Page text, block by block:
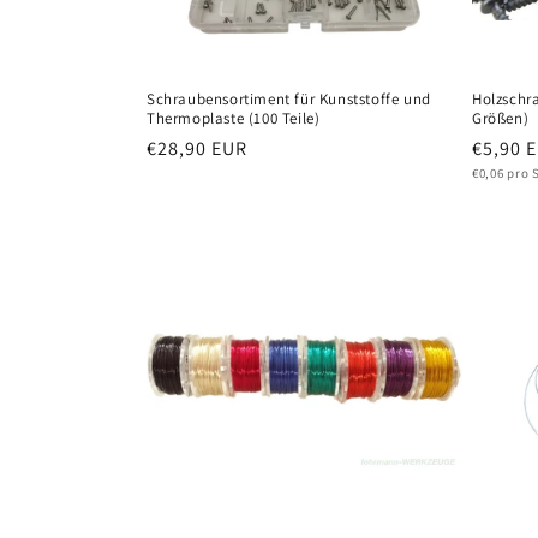
Schraubensortiment für Kunststoffe und
Thermoplaste (100 Teile)
Normaler
€28,90 EUR
Größen)
Preis
€5,90
€0,06 pro